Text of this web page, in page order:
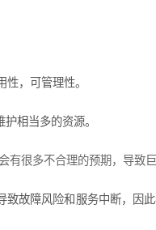
，可管理性。
相当多的资源。
很多不合理的预期，导致巨
故障风险和服务中断，因